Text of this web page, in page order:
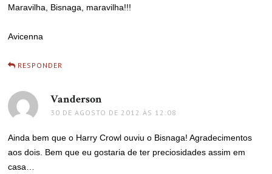
Maravilha, Bisnaga, maravilha!!!
Avicenna
RESPONDER
Vanderson
30 DE AGOSTO DE 2012 ÀS 12:08
Ainda bem que o Harry Crowl ouviu o Bisnaga! Agradecimentos
aos dois. Bem que eu gostaria de ter preciosidades assim em
casa…